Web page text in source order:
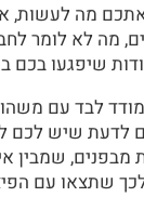
אתכם מה לעשות,
מה לא לומר
שיפגעו בכם
לבד עם
לדעת שיש לכם
שמבין
שתצאו עם